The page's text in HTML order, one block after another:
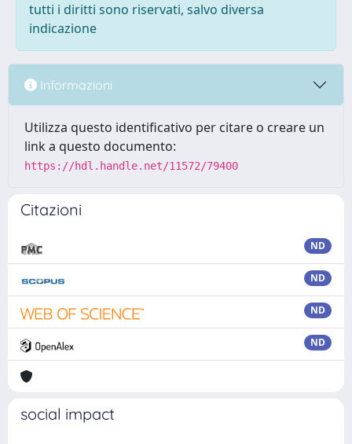
tutti i diritti sono riservati, salvo diversa
indicazione
Informazioni
Utilizza questo identificativo per citare o creare un
link a questo documento:
https://hdl.handle.net/11572/79400
Citazioni
ND
ND
ND
ND
social impact